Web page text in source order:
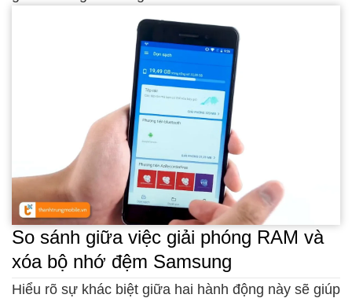
So sánh giữa việc giải phóng RAM và
xóa bộ nhớ đệm Samsung
Hiểu rõ sự khác biệt giữa hai hành động này sẽ giúp